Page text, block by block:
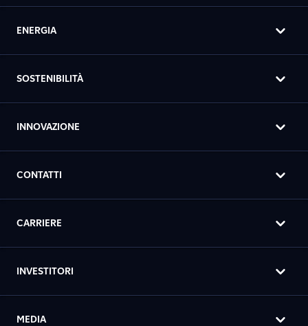
ENERGIA
SOSTENIBILITÀ
INNOVAZIONE
CONTATTI
CARRIERE
INVESTITORI
MEDIA